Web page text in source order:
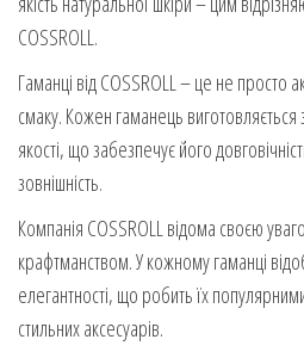
COSSROLL.
Гаманці від COSSROLL – це не просто
смаку. Кожен гаманець виготовляється
якості, що забезпечує його
зовнішність.
Компанія COSSROLL відома своєю
крафтманством. У кожному гаманці
елегантності, що робить їх
стильних аксесуарів.